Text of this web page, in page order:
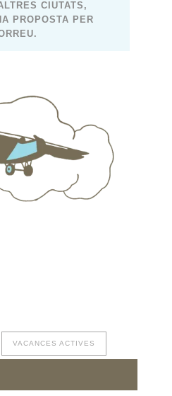
CIUTATS,
PROPOSTA PER
VACANCES ACTIVES